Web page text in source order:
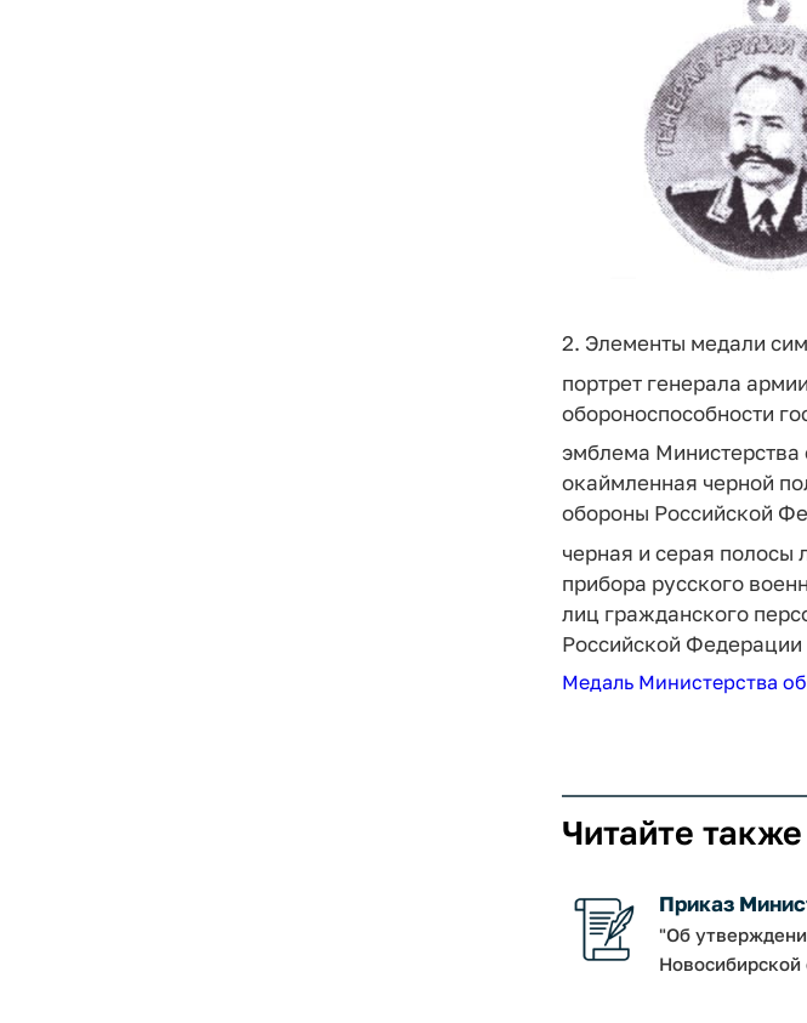
2. Элементы медали
портрет генерала
обороноспособности
эмблема
окаймленная черной
обороны Российской
черная и серая полосы
прибора русского
лиц гражданского
Российской Федерации
Медаль Министерства
Читайте также
Приказ
"Об
Новосибирской